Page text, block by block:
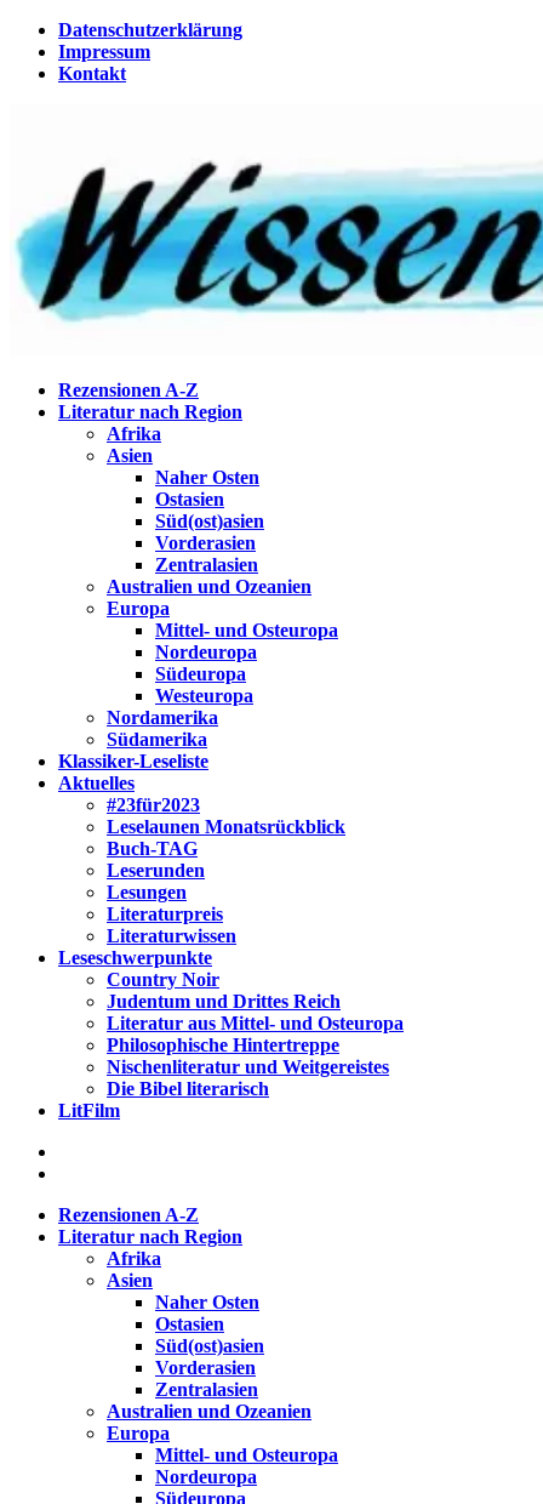
Zum
Inhalt
springen
Datenschutzerklärung
Impressum
Kontakt
Wissenstagebuch
Eine Gabel für die Suppe der Weisheit
Rezensionen A-Z
Literatur nach Region
Afrika
Asien
Naher Osten
Ostasien
Süd(ost)asien
Vorderasien
Zentralasien
Australien und Ozeanien
Europa
Mittel- und Osteuropa
Nordeuropa
Südeuropa
Westeuropa
Nordamerika
Südamerika
Klassiker-Leseliste
Aktuelles
#23für2023
Leselaunen Monatsrückblick
Buch-TAG
Leserunden
Lesungen
Literaturpreis
Literaturwissen
Leseschwerpunkte
Country Noir
Judentum und Drittes Reich
Literatur aus Mittel- und Osteuropa
Philosophische Hintertreppe
Nischenliteratur und Weitgereistes
Die Bibel literarisch
LitFilm
Rezensionen A-Z
Literatur nach Region
Afrika
Asien
Naher Osten
Ostasien
Süd(ost)asien
Vorderasien
Zentralasien
Australien und Ozeanien
Europa
Mittel- und Osteuropa
Nordeuropa
Südeuropa